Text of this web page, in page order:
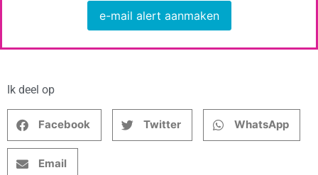
e-mail alert aanmaken
Ik deel op
Facebook Twitter WhatsApp
Email